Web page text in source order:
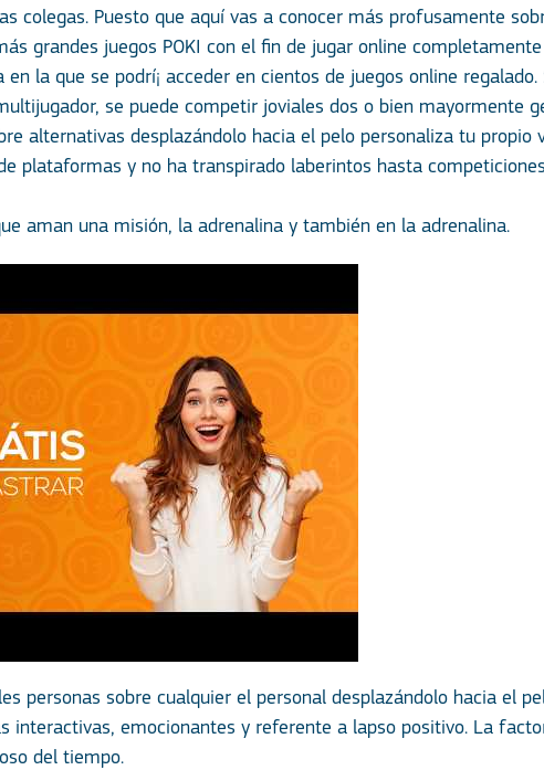
colegas. Puesto que aquí vas a conocer más profusamente
grandes juegos POKI con el fin de jugar online
la que se podrí¡ acceder en cientos de juegos online
se puede competir joviales dos o bien mayormente
alternativas desplazándolo hacia el pelo personaliza tu
plataformas y no ha transpirado laberintos hasta
aman una misión, la adrenalina y también en la adrenalina.
personas sobre cualquier el personal desplazándolo hacia el
interactivas, emocionantes y referente a lapso positivo. La
del tiempo.